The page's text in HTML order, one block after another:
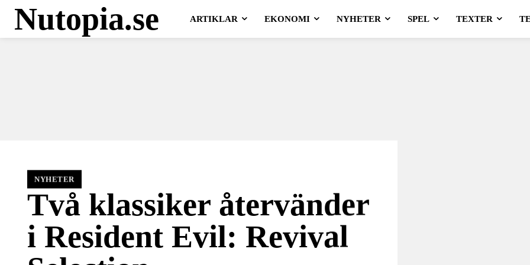
Nutopia.se ARTIKLAR EKONOMI NYHETER SPEL TEXTER
NYHETER
Två klassiker återvänder
i Resident Evil: Revival